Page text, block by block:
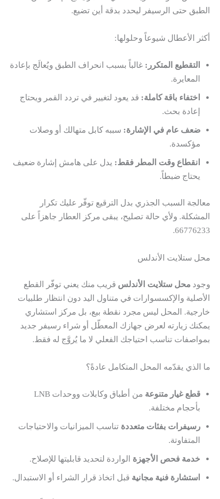
الطبق حتى الرسيفر ليحدد بدقة أين تضيع.
أكثر الأعطال شيوعاً وحلولها:
التقطيع المتكرر: غالباً بسبب انحراف الطبق ويُعالَج بإعادة
المعايرة.
اختفاء باقة كاملة: قد يعود لتغيير في تردد القمر ويحتاج
إعادة بحث.
ضعف عام في الإشارة: سببه كابل متهالك أو وصلات
مؤكسدة.
انقطاع وقت المطر فقط: يدل على هامش إشارة ضعيف
يحتاج ضبطاً.
معالجة السبب الجذري بدل الترقيع توفّر عليك تكرار
المشكلة. ولأي حالة تصليح، يبقى مركز العطار جاهزاً على
66776233.
محل ستلايت الأندلس
وجود محل ستلايت الأندلس قريب منك يعني توفّر القطع
الأصلية والإكسسوارات في متناول اليد دون انتظار طلبيات
خارجية. المحل ليس مجرد نقطة بيع، بل مركز استشاري
يمكنك زيارته لعرض جهازك المعطّل أو شراء رسيفر جديد
بمواصفات تناسب احتياجك الفعلي لا ما يُروَّج له فقط.
ما الذي يقدّمه المحل المتكامل عادةً؟
قطع غيار متنوعة
من أطباق وكابلات ووحدات LNB
بأحجام مختلفة.
رسيفرات بفئات متعددة تناسب الميزانيات والاحتياجات
المتفاوتة.
خدمة فحص الأجهزة الواردة لتحديد قابليتها للإصلاح.
استشارة فنية مجانية قبل اتخاذ قرار الشراء أو الاستبدال.